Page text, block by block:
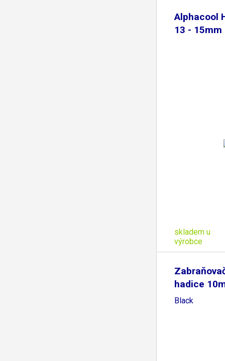
Alphacool
13 - 15mm
skladem u
výrobce
hadice
Black